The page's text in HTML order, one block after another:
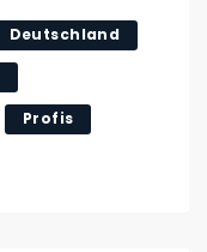
Deutschland
Profis